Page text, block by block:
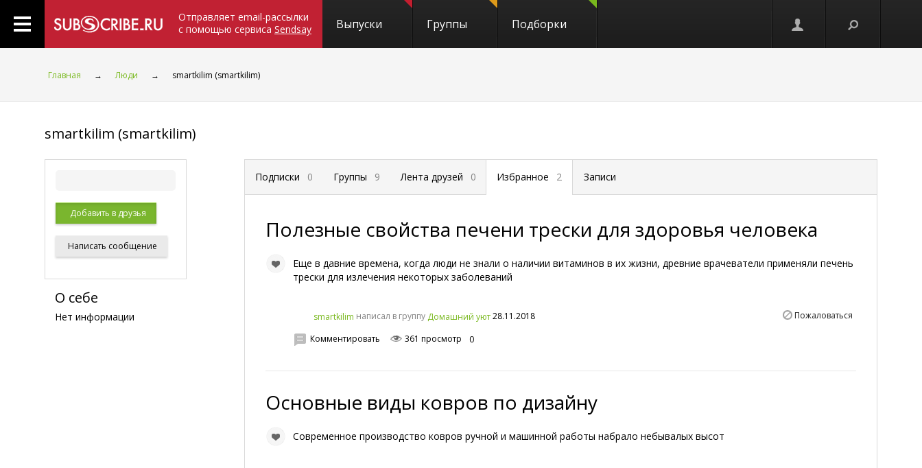
Отправляет email-рассылки
с помощью сервиса Sendsay Выпуски Группы Подборки
Главная → Люди → smartkilim (smartkilim)
smartkilim (smartkilim)
Добавить в друзья
Написать сообщение
О себе
Нет информации
Подписки 0 Группы 9 Лента друзей 0 Избранное 2 Записи
Полезные свойства печени трески для здоровья человека
Еще в давние времена, когда люди не знали о наличии витаминов в их жизни, древние врачеватели применяли печень
трески для излечения некоторых заболеваний
smartkilim написал в группу Домашний уют28.11.2018 Пожаловаться
Комментировать 361 просмотр 0
Основные виды ковров по дизайну
Современное производство ковров ручной и машинной работы набрало небывалых высот